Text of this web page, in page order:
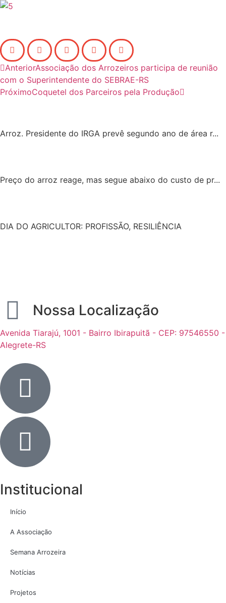
AnteriorAssociação dos Arrozeiros participa de reunião
com o Superintendente do SEBRAE-RS
PróximoCoquetel dos Parceiros pela Produção
Arroz. Presidente do IRGA prevê segundo ano de área r...
Preço do arroz reage, mas segue abaixo do custo de pr...
DIA DO AGRICULTOR: PROFISSÃO, RESILIÊNCIA
Nossa Localização
Avenida Tiarajú, 1001 - Bairro Ibirapuitã - CEP: 97546550 -
Alegrete-RS
Institucional
Início
A Associação
Semana Arrozeira
Notícias
Projetos